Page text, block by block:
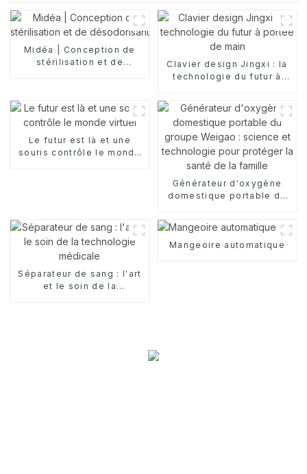
Midéa | Conception de
stérilisation et de
Clavier design Jingxi : la
technologie du futur à
Le futur est là et une
souris contrôle le monde
Générateur d'oxygène
domestique portable du
protéger la santé de la
famille
Séparateur de sang : l'art
et le soin de la
Mangeoire automatique